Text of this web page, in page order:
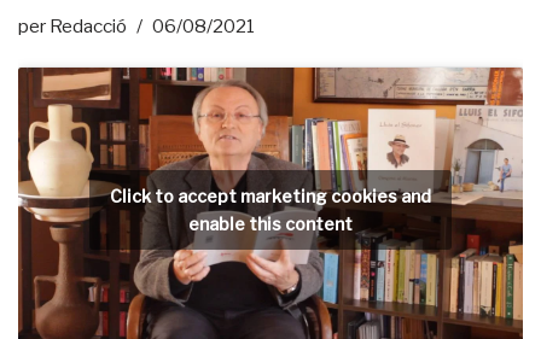
per Redacció 06/08/2021
Click to accept marketing cookies and
enable this content